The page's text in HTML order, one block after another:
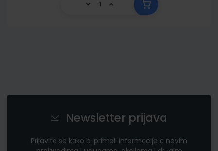
Newsletter prijava
Prijavite se kako bi primali informacije o novim